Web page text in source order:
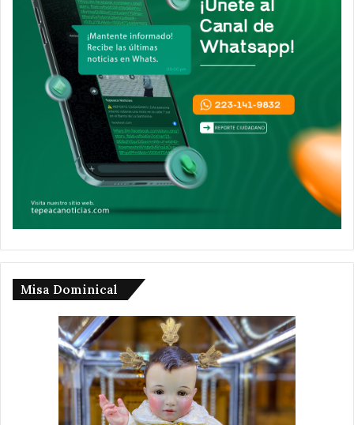
Misa Dominical